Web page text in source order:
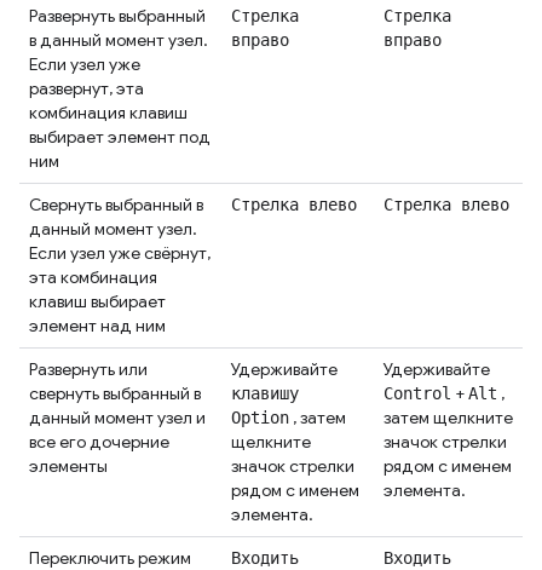
Развернуть выбранный
в данный момент узел.
Если узел уже
развернут, эта
комбинация клавиш
выбирает элемент под
ним
Стрелка
вправо
Стрелка
вправо
Свернуть выбранный в
данный момент узел.
Если узел уже свёрнут,
эта комбинация
клавиш выбирает
элемент над ним
Стрелка влево Стрелка влево
Развернуть или
свернуть выбранный в
данный момент узел и
все его дочерние
элементы
Удерживайте
клавишу
Option , затем
щелкните
значок стрелки
рядом с именем
элемента.
Удерживайте
Control +Alt ,
затем щелкните
значок стрелки
рядом с именем
элемента.
Переключить режим
Входить Входить